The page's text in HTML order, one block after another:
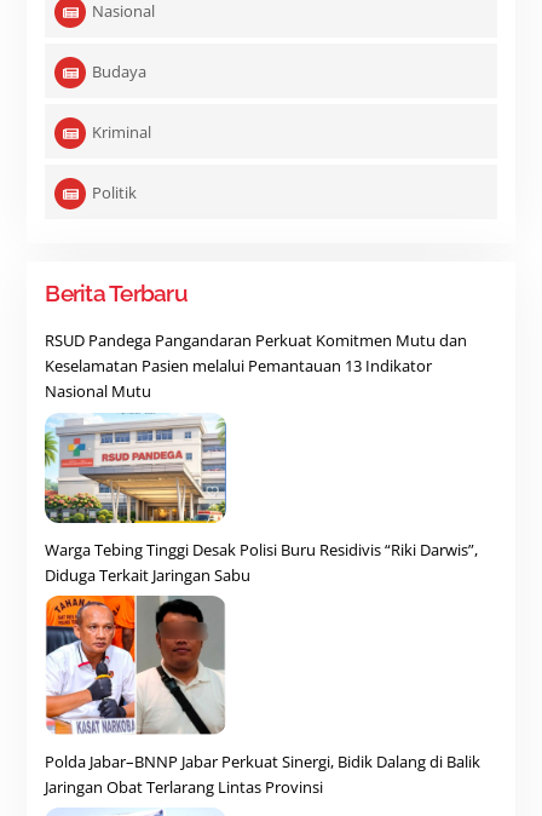
Nasional
Budaya
Kriminal
Politik
Berita Terbaru
RSUD Pandega Pangandaran Perkuat Komitmen Mutu dan
Keselamatan Pasien melalui Pemantauan 13 Indikator
Nasional Mutu
Warga Tebing Tinggi Desak Polisi Buru Residivis “Riki Darwis”,
Diduga Terkait Jaringan Sabu
Polda Jabar–BNNP Jabar Perkuat Sinergi, Bidik Dalang di Balik
Jaringan Obat Terlarang Lintas Provinsi